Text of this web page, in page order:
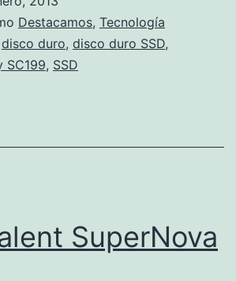
TBDestacamos, Tecnología
disco duro, disco duro SSD,
SC199, SSD
SuperNova